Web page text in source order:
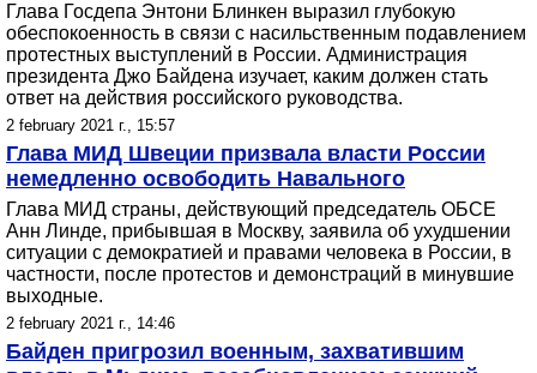
Глава Госдепа Энтони Блинкен выразил глубокую
обеспокоенность в связи с насильственным подавлением
протестных выступлений в России. Администрация
президента Джо Байдена изучает, каким должен стать
ответ на действия российского руководства.
2 february 2021 г., 15:57
Глава МИД Швеции призвала власти России
немедленно освободить Навального
Глава МИД страны, действующий председатель ОБСЕ
Анн Линде, прибывшая в Москву, заявила об ухудшении
ситуации с демократией и правами человека в России, в
частности, после протестов и демонстраций в минувшие
выходные.
2 february 2021 г., 14:46
Байден пригрозил военным, захватившим